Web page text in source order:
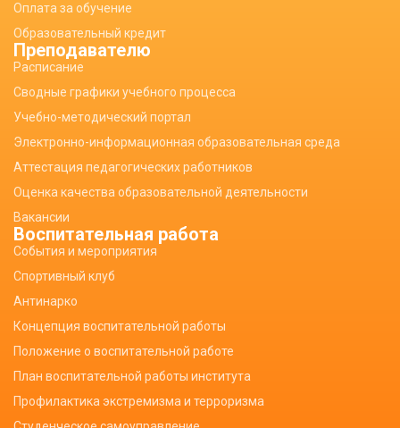
Оплата за обучение
Образовательный кредит
Преподавателю
Расписание
Сводные графики учебного процесса
Учебно-методический портал
Электронно-информационная образовательная среда
Аттестация педагогических работников
Оценка качества образовательной деятельности
Вакансии
Воспитательная работа
События и мероприятия
Спортивный клуб
Антинарко
Концепция воспитательной работы
Положение о воспитательной работе
План воспитательной работы института
Профилактика экстремизма и терроризма